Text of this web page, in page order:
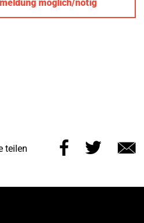
möglich/nötig
teilen
Diese
auf
Diese
auf